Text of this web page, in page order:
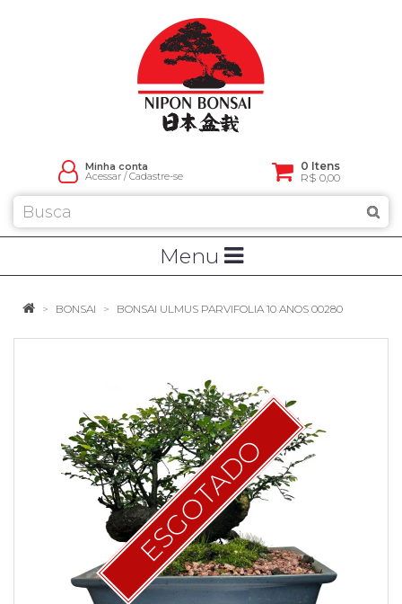
Minha conta
Acessar/Cadastre-se
0 Itens
R$ 0,00
Menu
BONSAI BONSAI ULMUS PARVIFOLIA 10 ANOS 00280
ESGOTADO